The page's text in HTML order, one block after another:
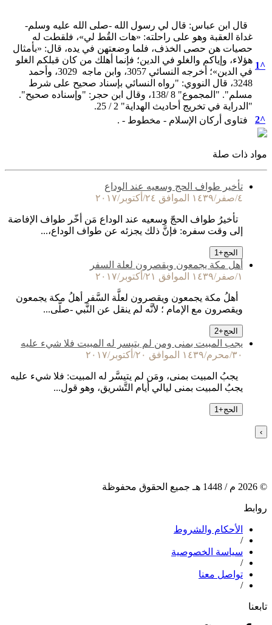
1
قال ابن عباس: قال لي رسول الله -صلى الله عليه وسلم-
غداة العقبة وهو على راحلته: «هات القُط لي»، فلقطت له
حصيات هن حصى الخذف، فلما وضعتهن في يده، قال: «بأمثال
هؤلاء، وإياكم والغلو في الدين؛ فإنما أهلك من كان قبلكم الغلو
في الدين»؛ أخرجه النسائي 3057، وابن ماجه 3029، وأحمد
3248، قال النووي: "رواه النسائي بإسناد صحيح على شرط
مسلم". "المجموع" 8 /138، وقال ابن حجر: "وإسناده صحيح".
"الدراية في تخريج أحاديث الهداية" 2 / 25.
2 فتاوى أركان الإسلام - مخطوط - .
ذات صلة
تأخير طواف الحج وسعيه عند الوداع
تأخيرُ طواف الحجّ وسعيه عند الوداع مَن أخّر طواف الإفاضة
إلى وقت سفره: فإنَّ ذلك يجزئه عن طواف الوداع،...
الحج+
1
أهل مكة يجمعون ويقصرون لعلة السفر
أهلُ مكة يجمعون ويقصرون لعلَّة السَّفر أهلُ مكة يجمعون
ويقصرون مع الإمام ؛ لأنَّه لم ينقل عن النَّبي -صلَّى...
الحج+
2
يجب المبيت بمنى ومن لم يتيسر له المبيت فلا شيء عليه
٣٠/محرم/١٤٣٩ الموافق ٢٠/أكتوبر/٢٠١٧
يجبُ المبيت بمنى، ومَن لم يتيسَّر له المبيت: فلا شيء عليه
يجبُ المبيت بمنى ليالي أيام التَّشريق، وهو قول...
الحج+
1
2026م / 1448هـ جميع الحقوق محفوظة
الأحكام والشروط
سياسة الخصوصية
تواصل معنا